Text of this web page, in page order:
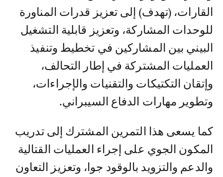
القارات، (تهدف) إلى تعزيز قدرات المناورة
للوحدات المشاركة، وتعزيز قابلية التشغيل
البيني بين المشاركين في تخطيط وتنفيذ
العمليات المشتركة في إطار التحالف،
وإتقان التكتيكات والتقنيات والإجراءات،
وتطوير مهارات الدفاع السيبراني.
كما يسعى هذا التمرين المشترك إلى تدريب
المكون الجوي على إجراء العمليات القتالية
والدعم والتزويد بالوقود جوا، وتعزيز التعاون